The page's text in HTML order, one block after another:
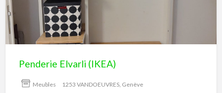
Penderie Elvarli (IKEA)
Meubles 1253 VANDOEUVRES, Genève